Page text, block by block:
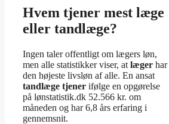
Hvem tjener mest læge
eller tandlæge?
Ingen taler offentligt om lægers løn,
men alle statistikker viser, at læger har
den højeste livsløn af alle. En ansat
tandlæge tjener ifølge en opgørelse
på lønstatistik.dk 52.566 kr. om
måneden og har 6,8 års erfaring i
gennemsnit.